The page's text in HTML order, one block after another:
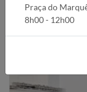
2017 2016 2015
Praça do
8h00 - 12h00